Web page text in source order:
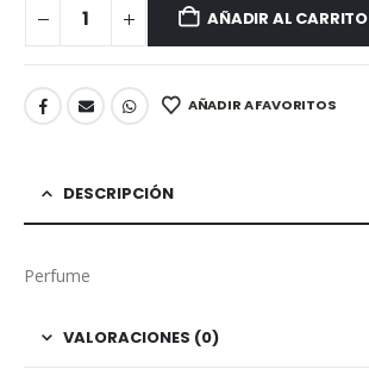
AÑADIR AL CARRITO
AÑADIR A FAVORITOS
DESCRIPCIÓN
Perfume
VALORACIONES (0)